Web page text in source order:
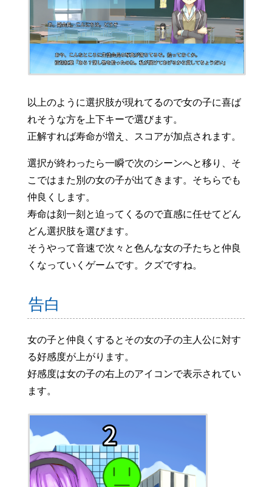
以上のように選択肢が現れてるので女の子に喜ば
れそうな方を上下キーで選びます。
正解すれば寿命が増え、スコアが加点されます。
選択が終わったら一瞬で次のシーンへと移り、そ
こではまた別の女の子が出てきます。そちらでも
仲良くします。
寿命は刻一刻と迫ってくるので直感に任せてどん
どん選択肢を選びます。
そうやって音速で次々と色んな女の子たちと仲良
くなっていくゲームです。クズですね。
告白
女の子と仲良くするとその女の子の主人公に対す
る好感度が上がります。
好感度は女の子の右上のアイコンで表示されてい
ます。